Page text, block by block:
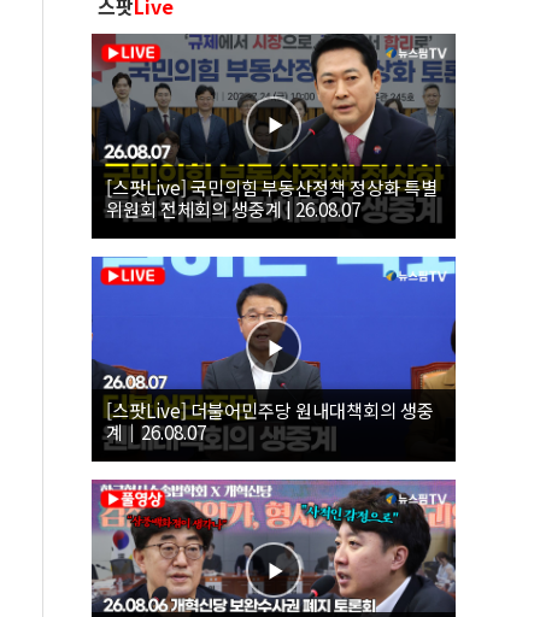
스팟Live
[스팟Live] 국민의힘 부동산정책 정상화 특별
위원회 전체회의 생중계 | 26.08.07
[스팟Live] 더불어민주당 원내대책회의 생중
계｜26.08.07